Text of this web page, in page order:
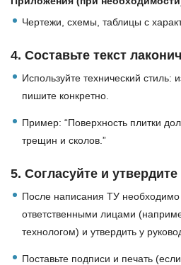
Чертежи, схемы, таблицы с
4. Составьте текст
Используйте технический стиль:
пишите конкретно.
Пример: “Поверхность плитки
трещин и сколов.”
5. Согласуйте и утвердите
После написания ТУ необходимо
ответственными лицами
технологом) и утвердить у
Поставьте подписи и печать (если